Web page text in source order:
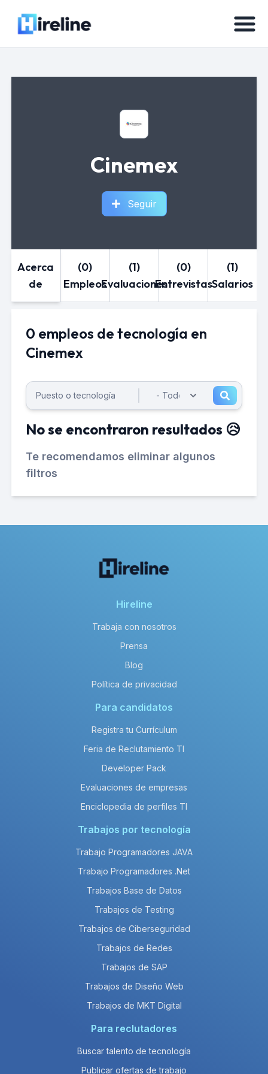
Cinemex
Seguir
Acerca
de
(0)
Empleos
(1)
Evaluaciones
(0)
Entrevistas
(1)
Salarios
0 empleos de tecnología en
Cinemex
No se encontraron resultados 😥
Te recomendamos eliminar algunos
filtros
Hireline
Trabaja con nosotros
Prensa
Blog
Política de privacidad
Para candidatos
Registra tu Currículum
Feria de Reclutamiento TI
Developer Pack
Evaluaciones de empresas
Enciclopedia de perfiles TI
Trabajos por tecnología
Trabajo Programadores JAVA
Trabajo Programadores .Net
Trabajos Base de Datos
Trabajos de Testing
Trabajos de Ciberseguridad
Trabajos de Redes
Trabajos de SAP
Trabajos de Diseño Web
Trabajos de MKT Digital
Para reclutadores
Buscar talento de tecnología
Publicar ofertas de trabajo